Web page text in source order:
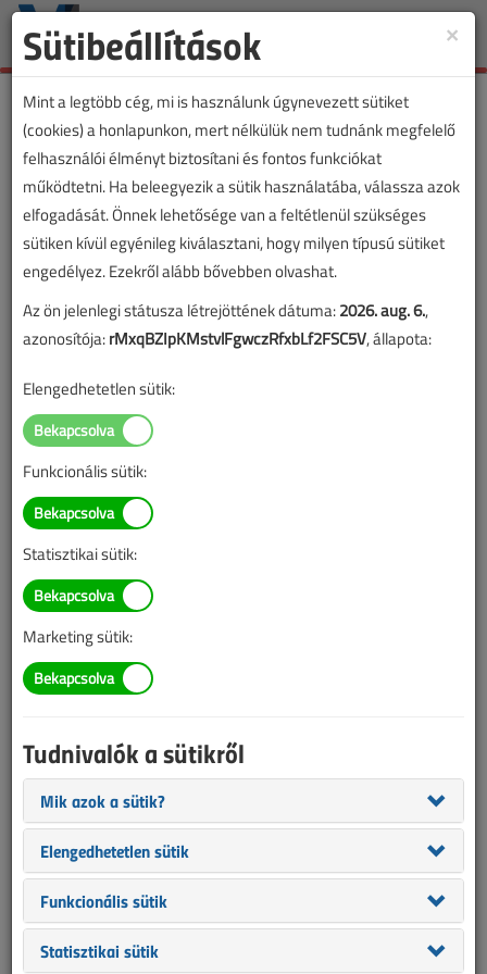
Toggle
Rendelet a szabálytalan
vételezésről
2018. március 1. |
Az alábbi tartalom archív, 8 éve frissült utoljára. A cikkben szereplő
információk mára aktualitásukat veszíthették, valamint a tartalom
helyenként hiányos lehet (képek, táblázatok stb.).
×
Sütibeállítások
Mint a legtöbb cég, mi is használunk úgynevezett sütiket
(cookies) a honlapunkon, mert nélkülük nem tudnánk megfelelő
felhasználói élményt biztosítani és fontos funkciókat
működtetni. Ha beleegyezik a sütik használatába, válassza azok
elfogadását. Önnek lehetősége van a feltétlenül szükséges
sütiken kívül egyénileg kiválasztani, hogy milyen típusú sütiket
engedélyez. Ezekről alább bővebben olvashat.
Az ön jelenlegi státusza létrejöttének dátuma:2026. aug. 6.,
azonosítója:rMxqBZIpKMstvlFgwczRfxbLf2FSC5V, állapota:
Elengedhetetlen sütik:
Funkcionális sütik:
Statisztikai sütik:
Marketing sütik:
Tudnivalók a sütikről
Mik azok a sütik?
Elengedhetetlen sütik
Funkcionális sütik
Statisztikai sütik